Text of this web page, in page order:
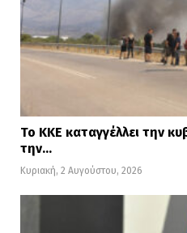
Το ΚΚΕ καταγγέλλει την
την…
Κυριακή, 2 Αυγούστου, 2026